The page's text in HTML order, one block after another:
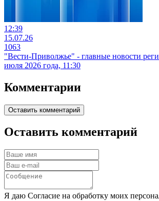
12:39
15.07.26
1063
"Вести-Приволжье" - главные новости
июля 2026 года, 11:30
Комментарии
Оставить комментарий
Оставить комментарий
Я даю Согласие на обработку моих